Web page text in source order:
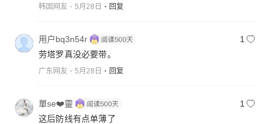
韩国网友 5月28日 回复
用户bq3n54r
1
劳塔罗真没必要带。
广东网友 5月28日 回复
單se❤️靈
1
这后防线有点单薄了